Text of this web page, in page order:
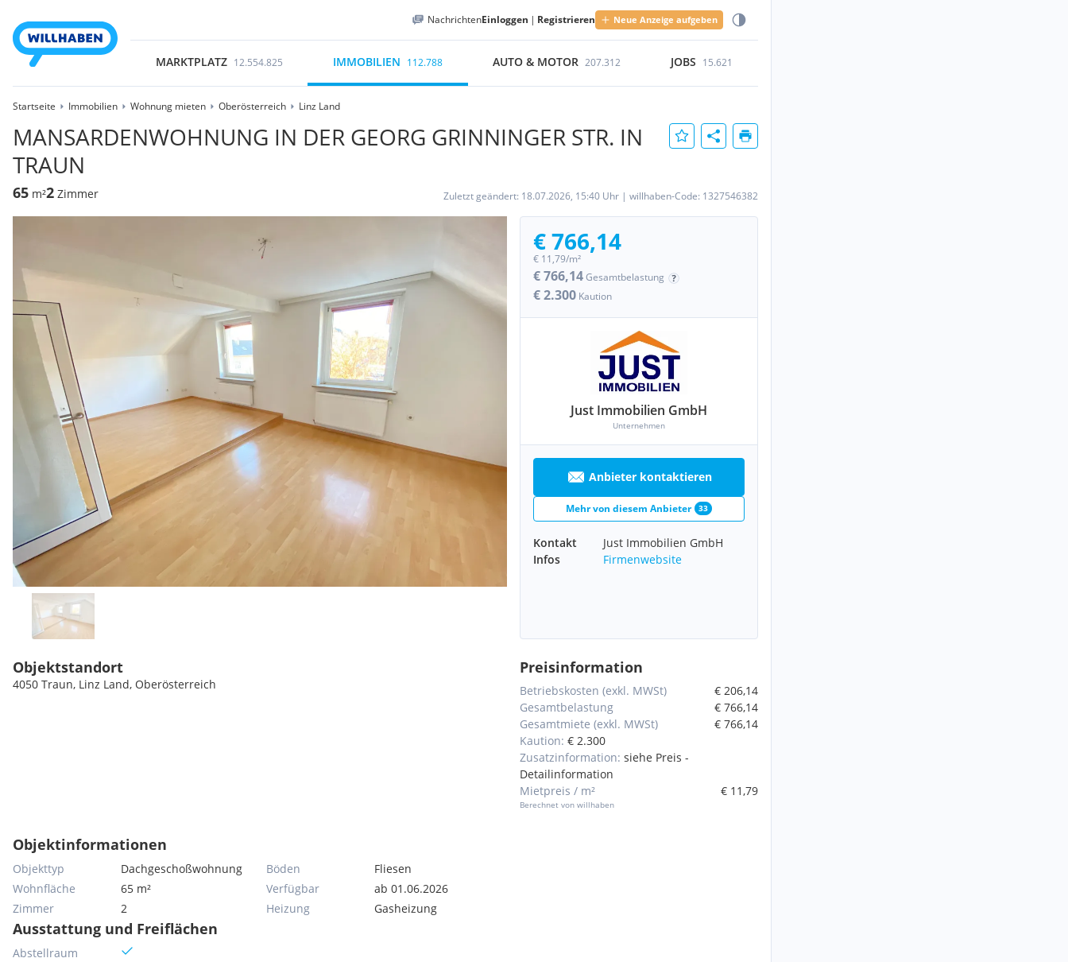
NachrichtenEinloggen | Registrieren Neue Anzeige aufgeben
MARKTPLATZ 12.554.825 IMMOBILIEN 112.788 AUTO & MOTOR 207.312 JOBS 15.621
Startseite Immobilien Wohnung mieten Oberösterreich Linz Land
MANSARDENWOHNUNG IN DER GEORG GRINNINGER STR. IN
TRAUN
65 m²2 Zimmer Zuletzt geändert: 18.07.2026, 15:40 Uhr | willhaben-Code: 1327546382
€ 766,14
€ 11,79/m²
€ 766,14Gesamtbelastung
€ 2.300 Kaution
Just Immobilien GmbH
Unternehmen
Anbieter kontaktieren
Mehr von diesem Anbieter 33
Kontakt
Just Immobilien GmbH
Infos
Firmenwebsite
Objektstandort
4050 Traun, Linz Land, Oberösterreich
Objektinformationen
Objekttyp
Dachgeschoßwohnung
Wohnfläche
65 m²
Zimmer
2
Böden
Fliesen
Verfügbar
ab 01.06.2026
Heizung
Gasheizung
Ausstattung und Freiflächen
Abstellraum
Preisinformation
Betriebskosten (exkl. MWSt)
€ 206,14
Gesamtbelastung
€ 766,14
Gesamtmiete (exkl. MWSt)
€ 766,14
Kaution: € 2.300
Zusatzinformation: siehe Preis -
Detailinformation
Mietpreis / m²
Berechnet von willhaben
€ 11,79